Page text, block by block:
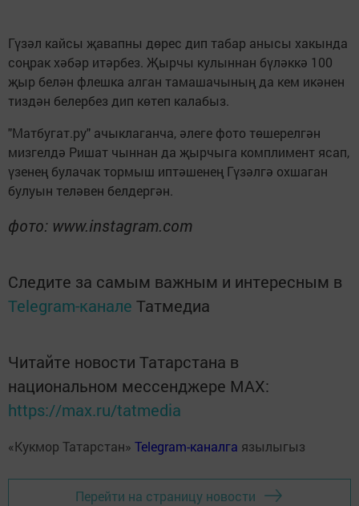
Гүзәл кайсы җавапны дөрес дип табар анысы хакында
соңрак хәбәр итәрбез. Җырчы кулыннан бүләккә 100
җыр белән флешка алган тамашачының да кем икәнен
тиздән белербез дип көтеп калабыз.
"Матбугат.ру" ачыклаганча, әлеге фото төшерелгән
мизгелдә Ришат чыннан да җырчыга комплимент ясап,
үзенең булачак тормыш иптәшенең Гүзәлгә охшаган
булуын теләвен белдергән.
фото: www.instagram.com
Следите за самым важным и интересным в
Telegram-канале Татмедиа
Читайте новости Татарстана в
национальном мессенджере MАХ:
https://max.ru/tatmedia
«Кукмор Татарстан» Telegram-каналга язылыгыз
Перейти на страницу новости